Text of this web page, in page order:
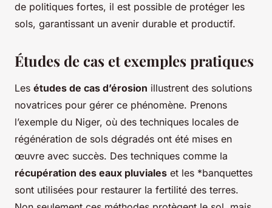
de politiques fortes, il est possible de protéger les
sols, garantissant un avenir durable et productif.
Études de cas et exemples pratiques
Les études de cas d’érosion illustrent des solutions
novatrices pour gérer ce phénomène. Prenons
l’exemple du Niger, où des techniques locales de
régénération de sols dégradés ont été mises en
œuvre avec succès. Des techniques comme la
récupération des eaux pluviales et les *banquettes
sont utilisées pour restaurer la fertilité des terres.